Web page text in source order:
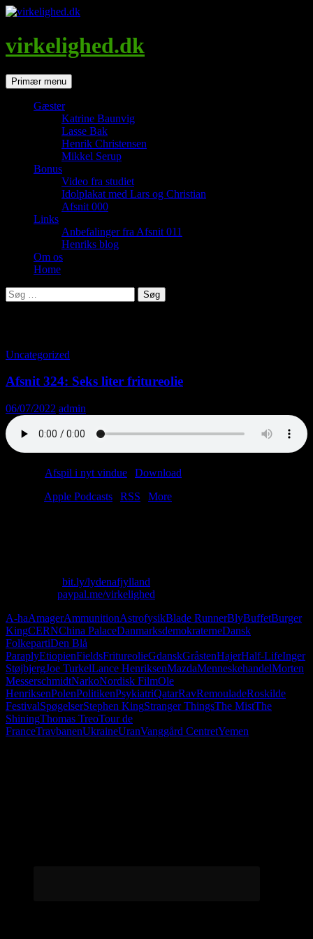
Hop
indhold
virkelighed.dk
SøgPrimær menu
Gæster
Katrine Baunvig
Lasse Bak
Henrik Christensen
Mikkel Serup
Bonus
Video fra studiet
Idolplakat med Lars og Christian
Afsnit 000
Links
Anbefalinger fra Afsnit 011
Henriks blog
Om os
Home
Søg
efter:
Uncategorized
Afsnit 324: Seks liter fritureolie
06/07/2022 admin
Afspil i nyt vindue Download
Apple Podcasts RSS
More
bit.ly/lydenafjylland
paypal.me/virkelighed
A-haAmagerAmmunitionAstrofysikBlade RunnerBlyBuffetBurger
KingCERNChina PalaceDanmarksdemokraterneDansk
FolkepartiDen Blå
ParaplyEtiopienFieldsFritureolieGdanskGråstenHajerHalf-LifeInger
StøjbjergJoe TurkelLance HenriksenMazdaMenneskehandelMorten
MesserschmidtNarkoNordisk FilmOle
HenriksenPolenPolitikenPsykiatriQatarRavRemouladeRoskilde
FestivalSpøgelserStephen KingStranger ThingsThe MistThe
ShiningThomas TreoTour de
FranceTravbanenUkraineUranVanggård CentretYemen